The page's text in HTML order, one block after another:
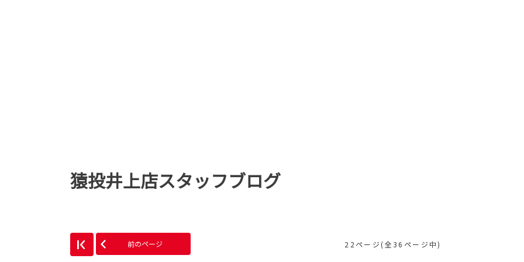
猿投井上店スタッフブログ
前のページ 22ページ(全36ページ中)